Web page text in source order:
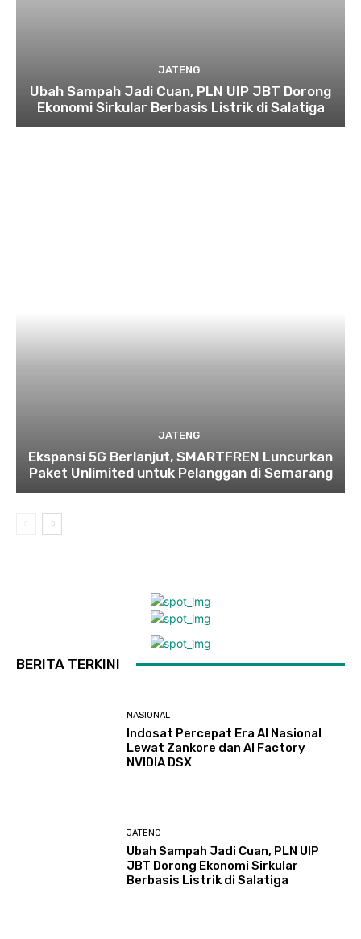
JATENG
Ubah Sampah Jadi Cuan, PLN UIP JBT Dorong
Ekonomi Sirkular Berbasis Listrik di Salatiga
JATENG
Ekspansi 5G Berlanjut, SMARTFREN Luncurkan
Paket Unlimited untuk Pelanggan di Semarang
BERITA TERKINI
NASIONAL
Indosat Percepat Era AI Nasional
Lewat Zankore dan AI Factory
NVIDIA DSX
JATENG
Ubah Sampah Jadi Cuan, PLN UIP
JBT Dorong Ekonomi Sirkular
Berbasis Listrik di Salatiga